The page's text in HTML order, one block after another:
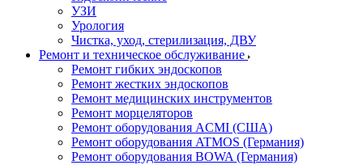
УЗИ
Урология
Чистка, уход, стерилизация, ДВУ
Ремонт и техническое обслуживание
Ремонт гибких эндоскопов
Ремонт жестких эндоскопов
Ремонт медицинских инструментов
Ремонт морцеляторов
Ремонт оборудования ACMI (США)
Ремонт оборудования ATMOS (Германия)
Ремонт оборудования BOWA (Германия)